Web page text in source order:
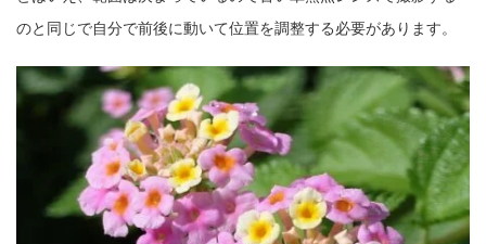
のと同じで自分で前後に動いて位置を調整する必要があります。